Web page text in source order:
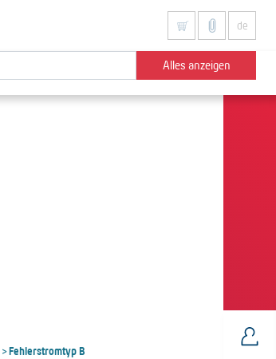
de
Alles anzeigen
>Fehlerstromtyp B